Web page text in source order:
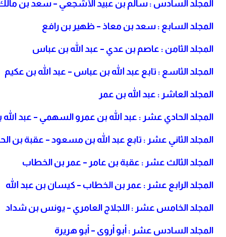
المجلد السادس : سالم بن عبيد الأشجعي – سعد بن
المجلد السابع : سعد بن معاذ – ظهير بن رافع
المجلد الثامن : عاصم بن عدي – عبد الله بن عباس
المجلد الثاسع : تابع عبد الله بن عباس – عبد الله بن عكيم
المجلد العاشر : عبد الله بن عمر
المجلد الحادي عشر : عبد الله بن عمرو السهمي – عبد
المجلد الثاني عشر : تابع عبد الله بن مسعود – عقبة بن
المجلد الثالث عشر : عقبة بن عامر – عمر بن الخطاب
المجلد الرابع عشر : عمر بن الخطاب – كيسان بن عبد الله
المجلد الخامس عشر : اللجلاج العامري – يونس بن شداد
المجلد السادس عشر : أبو أروى – أبو هريرة